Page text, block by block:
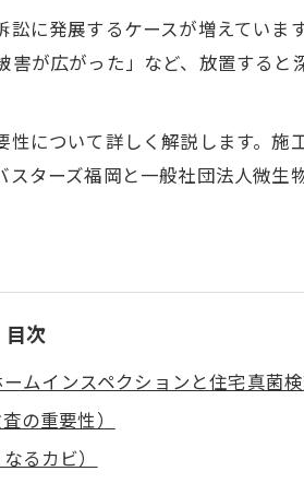
に発展するケースが増えていま
が広がった」など、放置すると
について詳しく解説します。施
ターズ福岡と一般社団法人微生
目次
ムインスペクションと住宅真菌
の重要性）
るカビ）